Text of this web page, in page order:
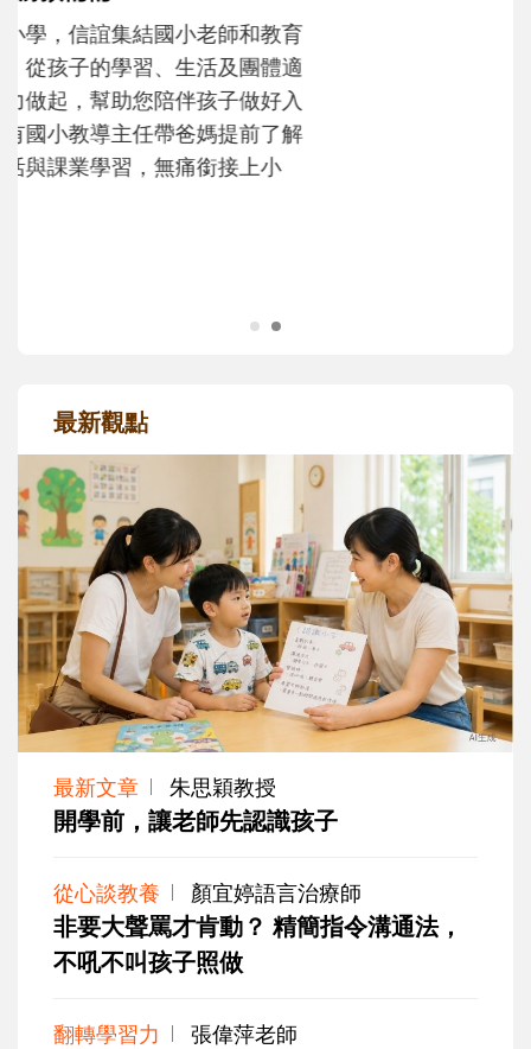
不同模樣
沒有人天生就擅長當爸爸！男人總是在一次
次「前所未有」的體驗中，跟著孩子一起長
大。從給予安全感的肢體遊戲，到獨立自
主、角色認同及解決問題的能力養成。爸爸
最新觀點
最新文章 朱思穎教授
開學前，讓老師先認識孩子
從心談教養 顏宜婷語言治療師
非要大聲罵才肯動？ 精簡指令溝通法，
不吼不叫孩子照做
翻轉學習力 張偉萍老師